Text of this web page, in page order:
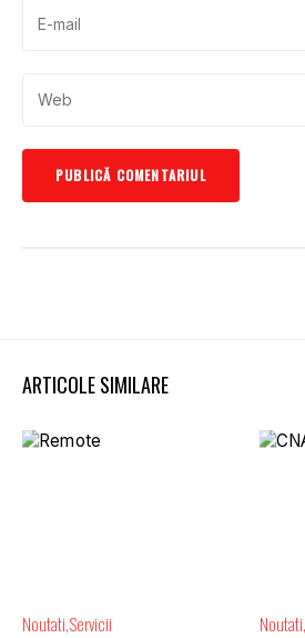
ARTICOLE SIMILARE
Noutati Servicii Noutati